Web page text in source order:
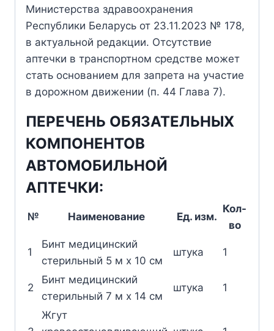
Министерства здравоохранения
Республики Беларусь от 23.11.2023 № 178,
в актуальной редакции. Отсутствие
аптечки в транспортном средстве может
стать основанием для запрета на участие
в дорожном движении (п. 44 Глава 7).
ПЕРЕЧЕНЬ ОБЯЗАТЕЛЬНЫХ
КОМПОНЕНТОВ
АВТОМОБИЛЬНОЙ
АПТЕЧКИ:
№ Наименование Ед. изм.
Кол-
во
1
Бинт медицинский
стерильный 5 м х 10 см
штука 1
2
Бинт медицинский
стерильный 7 м х 14 см
штука 1
Жгут